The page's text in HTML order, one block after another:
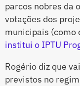
parcos nobres da
votações dos
municipais (como
institui o IPTU
Rogério diz que
previstos no